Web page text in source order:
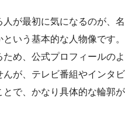
が最初に気になるのが、名
いう基本的な人物像です。
め、公式プロフィールのよ
が、テレビ番組やインタビ
とで、かなり具体的な輪郭が